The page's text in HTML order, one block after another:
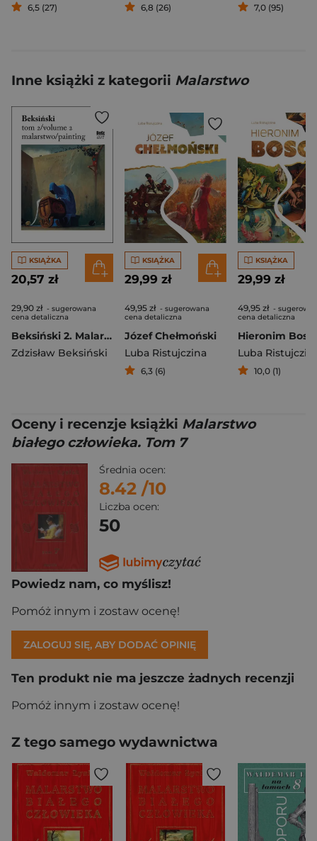
6,5 (27) 6,8 (26) 7,0 (95)
Inne książki z kategorii Malarstwo
KSIĄŻKA
20,57 zł
29,90 zł - sugerowana
cena detaliczna
Beksiński 2. Malarstwo
Zdzisław Beksiński
KSIĄŻKA
29,99 zł
49,95 zł - sugerowana
cena detaliczna
Józef Chełmoński
Luba Ristujczina
6,3 (6)
KSIĄŻKA
29,99 zł
49,95 zł -
cena detaliczna
Hieronim
Luba
10,0 (1)
Oceny i recenzje książki Malarstwo
białego człowieka. Tom 7
Średnia ocen:
8.42 /10
Liczba ocen:
50
Powiedz nam, co myślisz!
Pomóż innym i zostaw ocenę!
ZALOGUJ SIĘ, ABY DODAĆ OPINIĘ
Ten produkt nie ma jeszcze żadnych recenzji
Pomóż innym i zostaw ocenę!
Z tego samego wydawnictwa